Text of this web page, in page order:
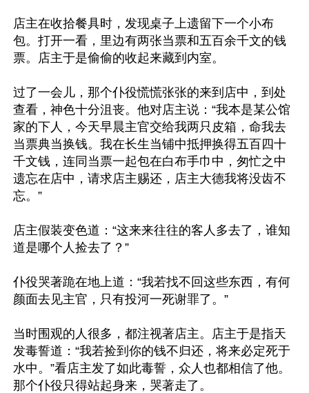
店主在收拾餐具时，发现桌子上遗留下一个小布
包。打开一看，里边有两张当票和五百余千文的钱
票。店主于是偷偷的收起来藏到内室。
过了一会儿，那个仆役慌慌张张的来到店中，到处
查看，神色十分沮丧。他对店主说：“我本是某公馆
家的下人，今天早晨主官交给我两只皮箱，命我去
当票典当换钱。我在长生当铺中抵押换得五百四十
千文钱，连同当票一起包在白布手巾中，匆忙之中
遗忘在店中，请求店主赐还，店主大德我将没齿不
忘。”
店主假装变色道：“这来来往往的客人多去了，谁知
道是哪个人捡去了？”
仆役哭著跪在地上道：“我若找不回这些东西，有何
颜面去见主官，只有投河一死谢罪了。”
当时围观的人很多，都注视著店主。店主于是指天
发毒誓道：“我若捡到你的钱不归还，将来必定死于
水中。”看店主发了如此毒誓，众人也都相信了他。
那个仆役只得站起身来，哭著走了。